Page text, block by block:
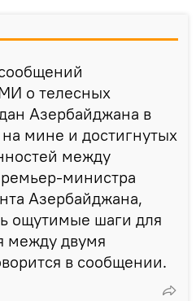
о телесных
Азербайджана в
на мине и достигнутых
между
министра
Азербайджана,
ощутимые шаги для
между двумя
в сообщении.